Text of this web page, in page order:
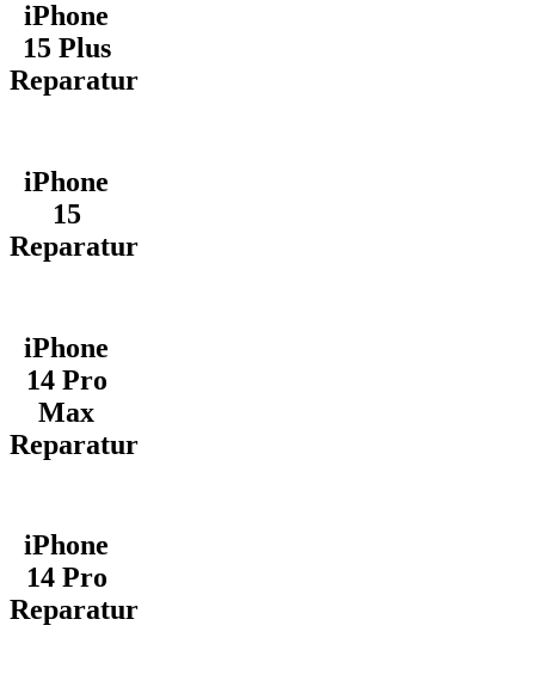
iPhone
15 Plus
Reparatur
iPhone
15
Reparatur
iPhone
14 Pro
Max
Reparatur
iPhone
14 Pro
Reparatur